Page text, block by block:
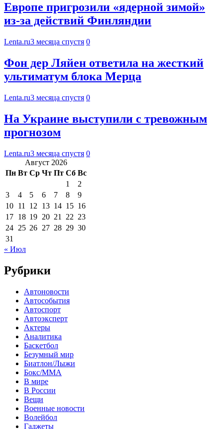
Европе пригрозили «ядерной зимой»
из-за действий Финляндии
Lenta.ru3 месяца спустя 0
Фон дер Ляйен ответила на жесткий
ультиматум блока Мерца
Lenta.ru3 месяца спустя 0
На Украине выступили с тревожным
прогнозом
Lenta.ru3 месяца спустя 0
Август 2026
Пн Вт Ср Чт Пт Сб Вс
1
2
3
4 5 6 7 8
9
10 11 12 13 14 15 16
17 18 19 20 21 22 23
24 25 26 27 28 29 30
31
« Июл
Рубрики
Автоновости
Автособытия
Автоспорт
Автоэксперт
Актеры
Аналитика
Баскетбол
Безумный мир
Биатлон/Лыжи
Бокс/MMA
В мире
В России
Вещи
Военные новости
Волейбол
Гаджеты